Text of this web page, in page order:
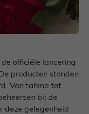
officiële lancering
producten stonden
Van tahina tot
bij de
deze gelegenheid